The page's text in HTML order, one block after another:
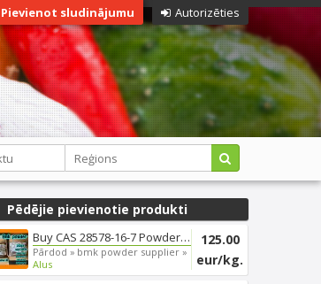
Autorizēties
Pievienot sludinājumu
Pēdējie pievienotie produkti
Buy CAS 28578-16-7 Powder Eth...
Pārdod » bmk powder supplier »
Alus
125.00
eur/kg.